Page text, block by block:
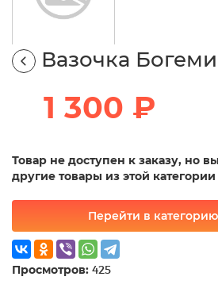
Вазочка
1 300 ₽
Товар не доступен к заказу, но
другие товары из этой категории
Перейти в категорию
Просмотров: 425